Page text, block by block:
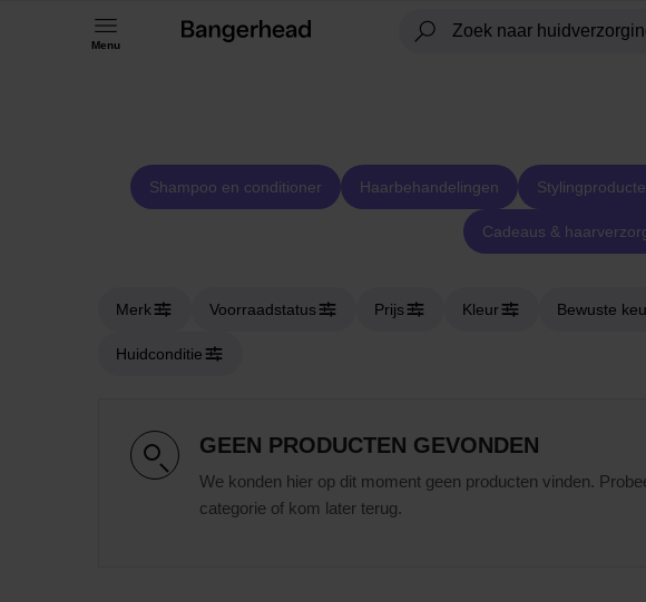
Menu
Shampoo en conditioner Haarbehandelingen
Cadeaus &
Merk Voorraadstatus Prijs Kleur Bewuste
Huidconditie
GEEN PRODUCTEN GEVONDEN
We konden hier op dit moment geen producten vinden.
categorie of kom later terug.